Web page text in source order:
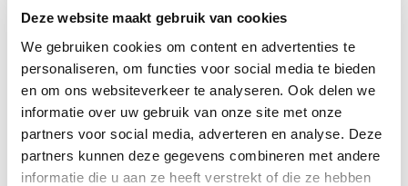
Deze website maakt gebruik van cookies
We gebruiken cookies om content en advertenties te
personaliseren, om functies voor social media te bieden
en om ons websiteverkeer te analyseren. Ook delen we
informatie over uw gebruik van onze site met onze
partners voor social media, adverteren en analyse. Deze
partners kunnen deze gegevens combineren met andere
informatie die u aan ze heeft verstrekt of die ze hebben
Professioneel advies
Hoge klantbeoordelingen: 9/10
Snelle levering
Snel naar
Meer informatie